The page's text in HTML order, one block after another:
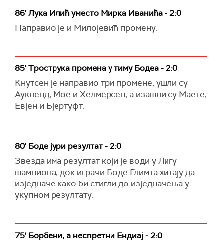
86' Лука Илић уместо Мирка Иванића - 2:0
Направио је и Милојевић промену.
85' Трострука промена у тиму Бодеа - 2:0
Кнутсен је направио три промене, ушли су
Аукленд, Мое и Хелмерсен, а изашли су Маете,
Евјен и Бјертуфт.
80' Боде јури резултат - 2:0
Звезда има резултат који је води у Лигу
шампиона, док играчи Боде Глимта хитају да
изједначе како би стигли до изједначења у
укупном резултату.
75' Борбени, а неспретни Ендиај - 2:0